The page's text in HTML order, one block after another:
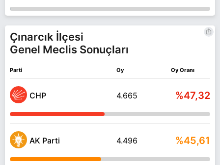
Çınarcık İlçesi
Genel Meclis Sonuçları
Parti Oy Oy Oranı
CHP 4.665 %47,32
AK Parti 4.496 %45,61